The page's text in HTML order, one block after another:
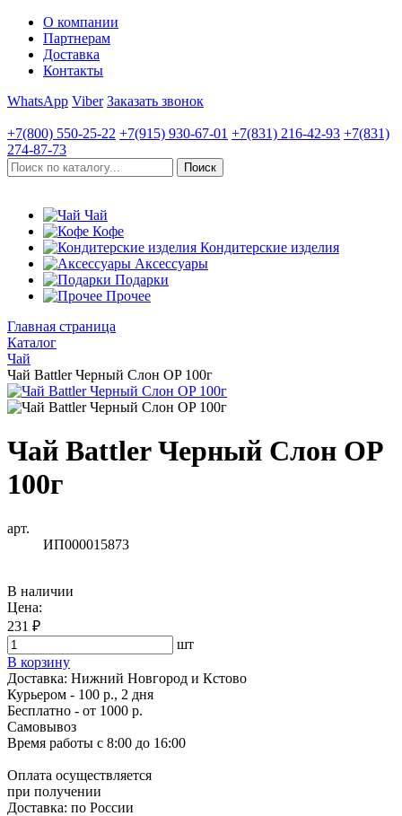
О компании
Партнерам
Доставка
Контакты
WhatsApp Viber Заказать звонок
+7(800) 550-25-22 +7(915) 930-67-01 +7(831) 216-42-93 +7(831)
274-87-73
Чай
Кофе
Кондитерские изделия
Аксессуары
Подарки
Прочее
Главная страница
Каталог
Чай
Чай Battler Черный Слон OP 100г
Чай Battler Черный Слон OP
100г
арт.
ИП000015873
В наличии
Цена:
231 ₽
шт
В корзину
Доставка: Нижний Новгород и Кстово
Курьером - 100 р., 2 дня
Бесплатно - от 1000 р.
Самовывоз
Время работы с 8:00 до 16:00
Оплата осуществляется
при получении
Доставка: по России